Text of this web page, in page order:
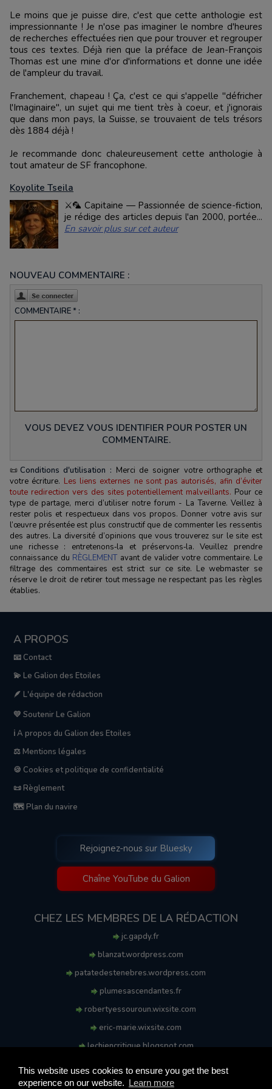
This website uses cookies to ensure you get the best
experience on our website. Learn more
Le moins que je puisse dire, c'est que cette anthologie est
impressionnante ! Je n'ose pas imaginer le nombre d'heures
de recherches effectuées rien que pour trouver et regrouper
tous ces textes. Déjà rien que la préface de Jean-François
Thomas est une mine d'or d'informations et donne une idée
de l'ampleur du travail.
Franchement, chapeau ! Ça, c'est ce qui s'appelle "défricher
l'Imaginaire", un sujet qui me tient très à coeur, et j'ignorais
que dans mon pays, la Suisse, se trouvaient de tels trésors
dès 1884 déjà !
Je recommande donc chaleureusement cette anthologie à
tout amateur de SF francophone.
Koyolite Tseila
⚔️🦜 Capitaine — Passionnée de science-fiction,
je rédige des articles depuis l'an 2000, portée...
En savoir plus sur cet auteur
NOUVEAU COMMENTAIRE :
COMMENTAIRE * :
VOUS DEVEZ VOUS IDENTIFIER POUR POSTER UN
COMMENTAIRE.
📜 Conditions d'utilisation : Merci de soigner votre orthographe et
votre écriture. Les liens externes ne sont pas autorisés, afin d’éviter
toute redirection vers des sites potentiellement malveillants. Pour ce
type de partage, merci d’utiliser notre forum - La Taverne. Veillez à
rester polis et respectueux dans vos propos. Donner votre avis sur
l’œuvre présentée est plus constructif que de commenter les ressentis
des autres. La diversité d’opinions que vous trouverez sur le site est
une richesse : entretenons‑la et préservons‑la. Veuillez prendre
connaissance du RÈGLEMENT avant de valider votre commentaire. Le
filtrage des commentaires est strict sur ce site. Le webmaster se
réserve le droit de retirer tout message ne respectant pas les règles
établies.
A PROPOS
📧 Contact
💫 Le Galion des Etoiles
🪶 L'équipe de rédaction
💛 Soutenir Le Galion
ℹ️ A propos du Galion des Etoiles
⚖️ Mentions légales
🍪 Cookies et politique de confidentialité
📜 Règlement
🗺️ Plan du navire
Rejoignez-nous sur Bluesky
Chaîne YouTube du Galion
CHEZ LES MEMBRES DE LA RÉDACTION
jc.gapdy.fr
blanzat.wordpress.com
patatedestenebres.wordpress.com
plumesascendantes.fr
robertyessouroun.wixsite.com
eric-marie.wixsite.com
lechiencritique.blogspot.com
© 2009-2026 Le Galion des Etoiles. Tous droits réservés.